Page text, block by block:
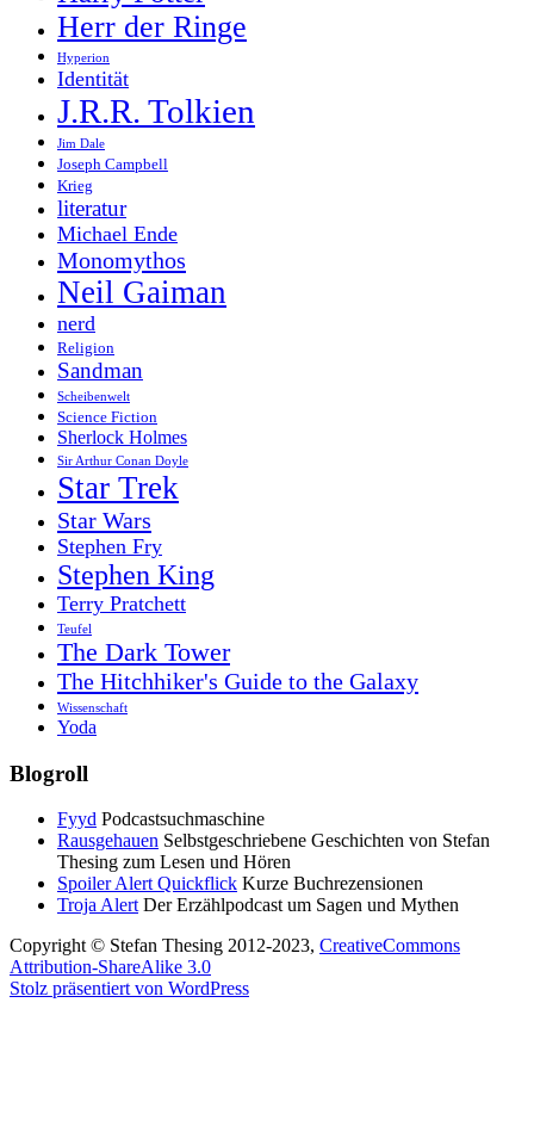
Herr der Ringe
Hyperion
Identität
J.R.R. Tolkien
Jim Dale
Joseph Campbell
Krieg
literatur
Michael Ende
Monomythos
Neil Gaiman
nerd
Religion
Sandman
Scheibenwelt
Science Fiction
Sherlock Holmes
Sir Arthur Conan Doyle
Star Trek
Star Wars
Stephen Fry
Stephen King
Terry Pratchett
Teufel
The Dark Tower
The Hitchhiker's Guide to the Galaxy
Wissenschaft
Yoda
Blogroll
Fyyd Podcastsuchmaschine
Rausgehauen Selbstgeschriebene Geschichten von Stefan
Thesing zum Lesen und Hören
Spoiler Alert Quickflick Kurze Buchrezensionen
Troja Alert Der Erzählpodcast um Sagen und Mythen
Copyright © Stefan Thesing 2012-2023, CreativeCommons
Attribution-ShareAlike 3.0
Stolz präsentiert von WordPress